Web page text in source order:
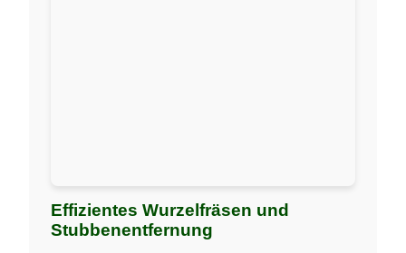
Effizientes Wurzelfräsen und
Stubbenentfernung